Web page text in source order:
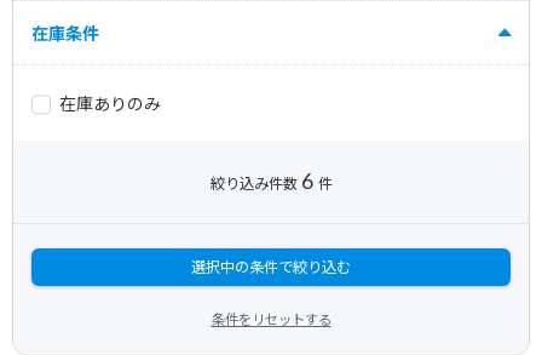
在庫条件
在庫ありのみ
絞り込み件数 6 件
選択中の条件で絞り込む
条件をリセットする